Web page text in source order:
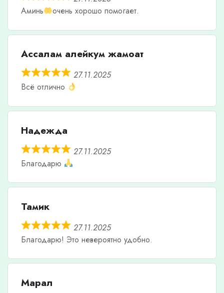
Аминь
очень хорошо помогает.
Ассалам алейкум жамоат
27.11.2025
Всё отлично
Надежда
27.11.2025
Благодарю
Тамик
27.11.2025
Благодарю! Это невероятно удобно.
Марал